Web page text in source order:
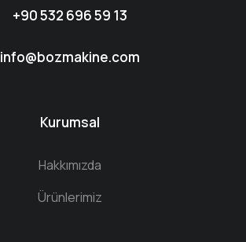
+90 532 696 59 13
info@bozmakine.com
Kurumsal
Hakkımızda
Ürünlerimiz